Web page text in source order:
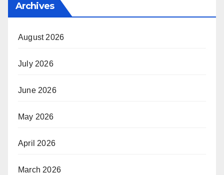
Archives
August 2026
July 2026
June 2026
May 2026
April 2026
March 2026